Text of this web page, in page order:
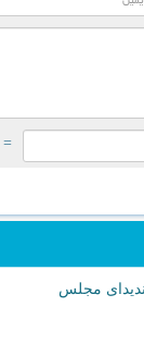
= ۸ بعلاوه ۳
مجلس